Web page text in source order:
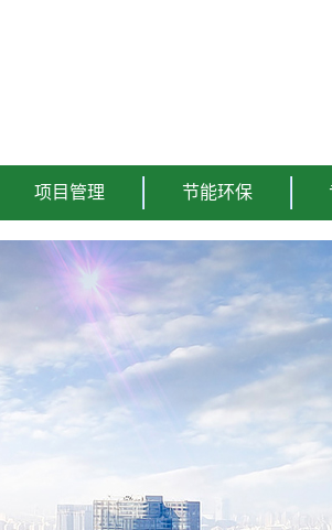
项目管理 节能环保